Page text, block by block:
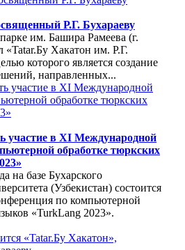
Р.Г. Бухараеву
им. Башира Рамеева (г.
Хакатон им. Р.Г.
которого является создание
направленных...
участие в ХI Международной
обработке тюркских
на базе Бухарского
(Узбекистан) состоится
по компьютерной
«TurkLang 2023».